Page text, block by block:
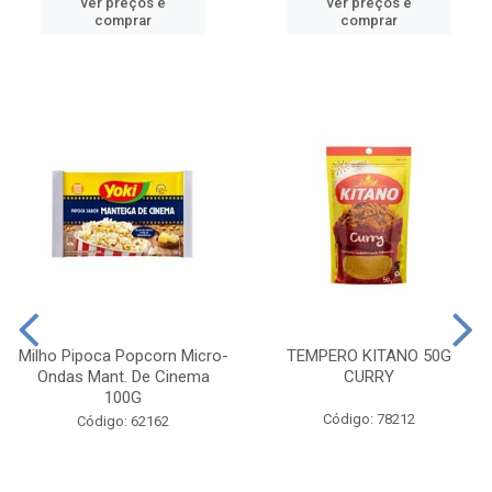
comprar
comprar
Milho Pipoca Popcorn Micro-
Ondas Mant. De Cinema
100G
Código: 62162
TEMPERO KITANO 50G
CURRY
Código: 78212